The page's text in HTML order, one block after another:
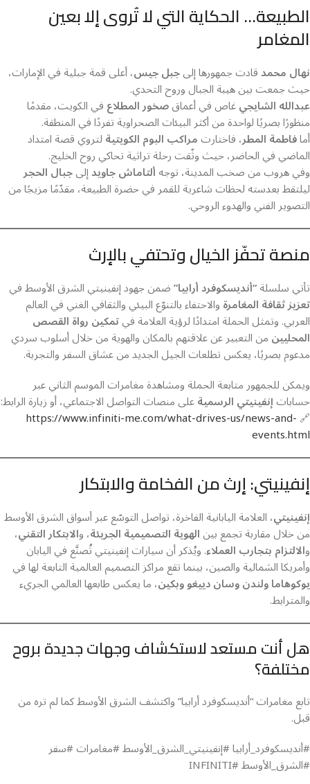
الطبيعة… الحكاية التي لا تُروى إلا بعين
المغامر
نهال محمدقادت جمهورها إلىجبل جيس، أعلى قمة جبلية في الإمارات،
حيث جمعت بين هيبة الجبال وروح التحدي.
عبدالله الشايجيغاص في أعماقصخور المطلاعفي الكويت، مقدمًا
منظورًا بصريًا لواحدة من أكثر البيئات الصحراوية تفردًا في المنطقة.
أمافاطمة المطر، فاختارتمراكب البوم الكويتيةلتروي قصة امتداد
الماضي في الحاضر، حيث وثّقت رحلة تراثية تحاكي روح الخليج.
وفي هروب من صخب المدينة، توجهألتاماش جاويدإلىجبال الحجر
ليلتقط بعدسته لحظات شاعرية للقمر في حضرة الطبيعة، مقدّمًا مزيجًا من
التصوير الفني والهدوء الروحي.
منصة تحفّز الخيال وتحتفي بالإرث
تأتي سلسلة“أنديسكوفرد أرابيا”ضمن جهود إنفينيتي الشرق الأوسط في
تعزيز ثقافة المغامرةوالاحتفاء بالتنوّع البيئي والثقافي الغني في العالم
العربي. وتمثل الحملة امتدادًا لرؤية العلامة فيتمكين رواة القصص
المحليينمن التعبير عن علاقتهم بالمكان والهوية من خلال أسلوب سردي
مدعوم بصريًا، يعكس تطلعات الجيل الجديد من عشاق السفر والتجربة.
ويمكن للجمهور متابعة الحملة ومشاهدة مغامرات الموسم الثاني عبر
حساباتإنفينيتي الرسميةعلى منصات التواصل الاجتماعي، أو زيارة الرابط:
🔗
https://www.infiniti-me.com/what-drives-us/news-and-
events.html
إنفينيتي: إرث من الفخامة والابتكار
إنفينيتي، العلامة اليابانية الفاخرة، تواصل التوسّع عبر أسواق الشرق الأوسط
من خلال مقاربة تجمع بينالهوية التصميمية الجريئة، والابتكار التقني،
والالتزام بتجارب العملاء. ويُذكر أن سيارات إنفينيتي تُصنَّع في اليابان
وأمريكا الشمالية والصين، بينما تقع مراكز التصميم العالمية التابعة لها في
يوكوهاما ولندن وسان دييغو وبكين، ما يعكس طابعها العالمي الجريء
والمترابط.
هل أنت مستعد لاستكشاف وجهات جديدة بروح
مختلفة؟
تابع مغامرات “أنديسكوفرد أرابيا” واكتشف الشرق الأوسط كما لم تره من
قبل.
#أنديسكوفرد_أرابيا #إنفينيتي_الشرق_الأوسط #مغامرات #سفر
#الشرق_الأوسط #INFINITI